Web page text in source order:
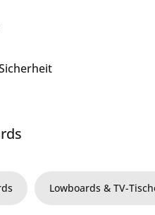
Lowboards & TV-